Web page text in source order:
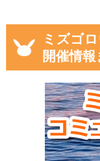
ミズゴ
開催情